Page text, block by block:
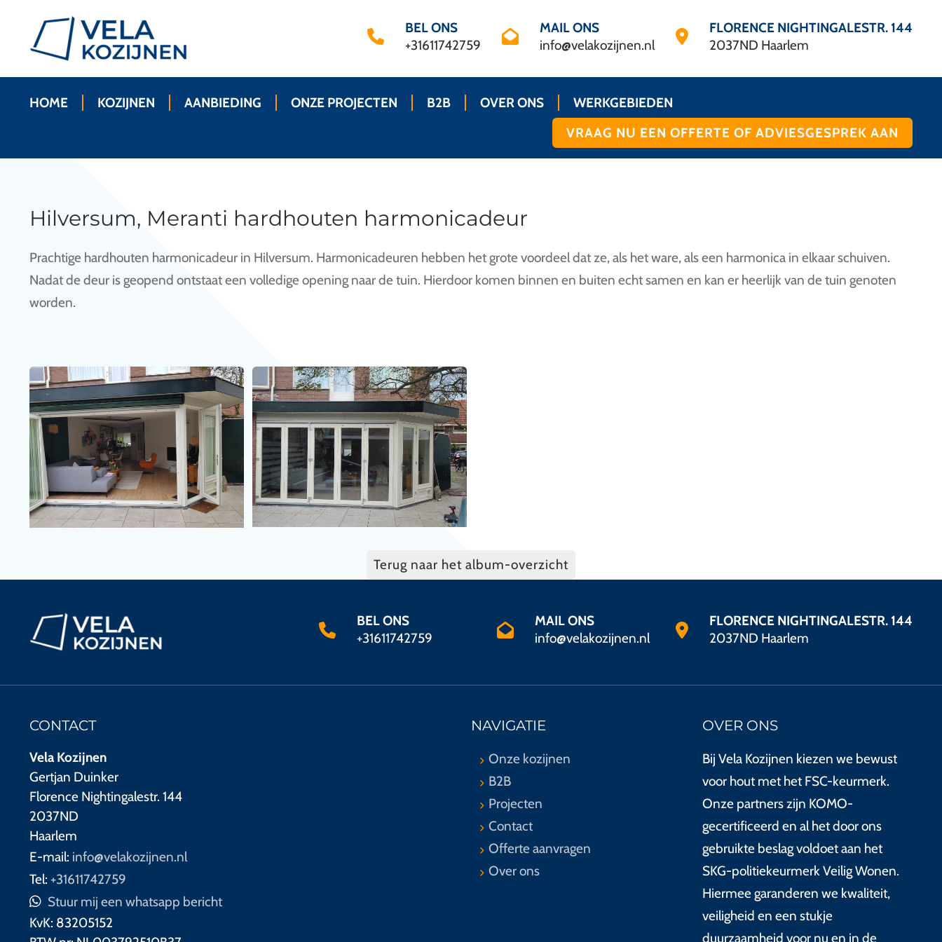
BEL ONS
+31611742759
MAIL ONS
info@velakozijnen.nl
FLORENCE NIGHTINGALESTR. 144
2037ND Haarlem
HOME KOZIJNEN AANBIEDING ONZE PROJECTEN B2B OVER ONS
WERKGEBIEDEN
VRAAG NU EEN OFFERTE OF ADVIESGESPREK AAN
Hilversum, Meranti hardhouten harmonicadeur
Prachtige hardhouten harmonicadeur in Hilversum. Harmonicadeuren hebben het grote voordeel dat ze, als het ware, als een harmonica in elkaar schuiven.
Nadat de deur is geopend ontstaat een volledige opening naar de tuin. Hierdoor komen binnen en buiten echt samen en kan er heerlijk van de tuin genoten
worden.
Terug naar het album-overzicht
BEL ONS
+31611742759
MAIL ONS
info@velakozijnen.nl
FLORENCE NIGHTINGALESTR. 144
2037ND Haarlem
CONTACT
Vela Kozijnen
Gertjan Duinker
Florence Nightingalestr. 144
2037ND
Haarlem
E-mail: info@velakozijnen.nl
Tel: +31611742759
Stuur mij een whatsapp bericht
KvK: 83205152
NAVIGATIE
Onze kozijnen
B2B
Projecten
Contact
Offerte aanvragen
Over ons
OVER ONS
Bij Vela Kozijnen kiezen we bewust
voor hout met het FSC-keurmerk.
Onze partners zijn KOMO-
gecertificeerd en al het door ons
gebruikte beslag voldoet aan het
SKG-politiekeurmerk Veilig Wonen.
Hiermee garanderen we kwaliteit,
veiligheid en een stukje
duurzaamheid voor nu en in de